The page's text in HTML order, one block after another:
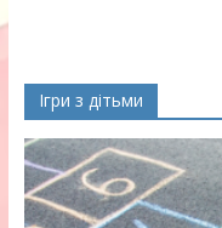
Ігри з дітьми